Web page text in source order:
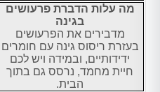
מה עלות הדברת פרעושים
בגינה
מדבירים את הפרעושים
בעזרת ריסוס גינה עם חומרים
ידידותיים, ובמידה ויש לכם
חיית מחמד, נרסס גם בתוך
הבית.